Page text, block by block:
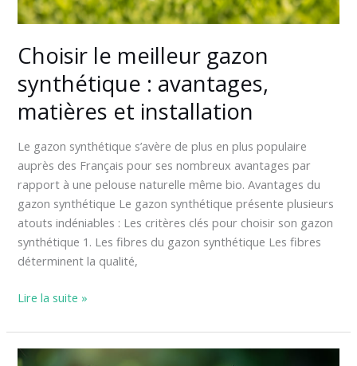
Choisir le meilleur gazon
synthétique : avantages,
matières et installation
Le gazon synthétique s’avère de plus en plus populaire
auprès des Français pour ses nombreux avantages par
rapport à une pelouse naturelle même bio. Avantages du
gazon synthétique Le gazon synthétique présente plusieurs
atouts indéniables : Les critères clés pour choisir son gazon
synthétique 1. Les fibres du gazon synthétique Les fibres
déterminent la qualité,
Lire la suite »
Repiquer